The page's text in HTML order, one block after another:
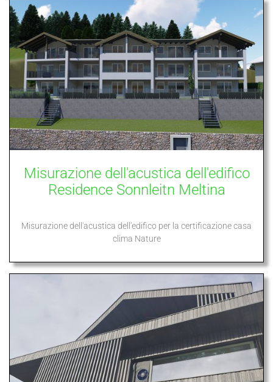
Misurazione dell'acustica dell'edifico
Residence Sonnleitn Meltina
Misurazione dell'acustica dell'edifico per la certificazione casa
clima Nature